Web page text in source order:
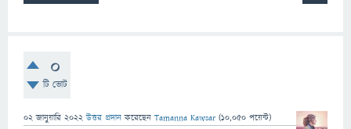
0
টি ভোট
02 জানুয়ারি 2022 উত্তর প্রদান করেছেন Tamanna Kawsar (10,050 পয়েন্ট)